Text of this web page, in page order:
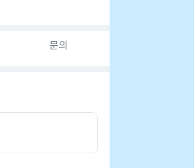
문의